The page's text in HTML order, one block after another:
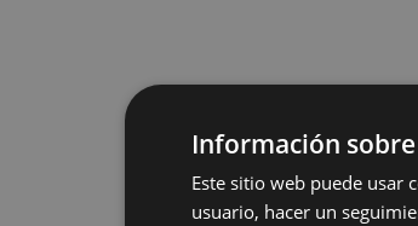
Información
Este sitio web puede usar
usuario, hacer un